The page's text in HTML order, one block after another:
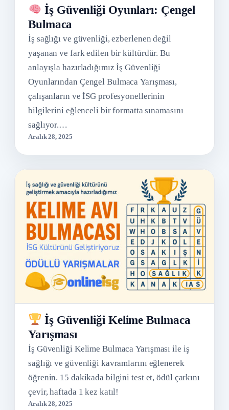
İş Güvenliği Oyunları: Çengel
Bulmaca
İş sağlığı ve güvenliği, ezberlenen değil
yaşanan ve fark edilen bir kültürdür. Bu
anlayışla hazırladığımız İş Güvenliği
Oyunlarından Çengel Bulmaca Yarışması,
çalışanların ve İSG profesyonellerinin
bilgilerini eğlenceli bir formatta sınamasını
sağlıyor.…
Aralık 28, 2025
İş Güvenliği Kelime Bulmaca
Yarışması
İş Güvenliği Kelime Bulmaca Yarışması ile iş
sağlığı ve güvenliği kavramlarını eğlenerek
öğrenin. 15 dakikada bilgini test et, ödül çarkını
çevir, haftada 1 kez katıl!
Aralık 28, 2025